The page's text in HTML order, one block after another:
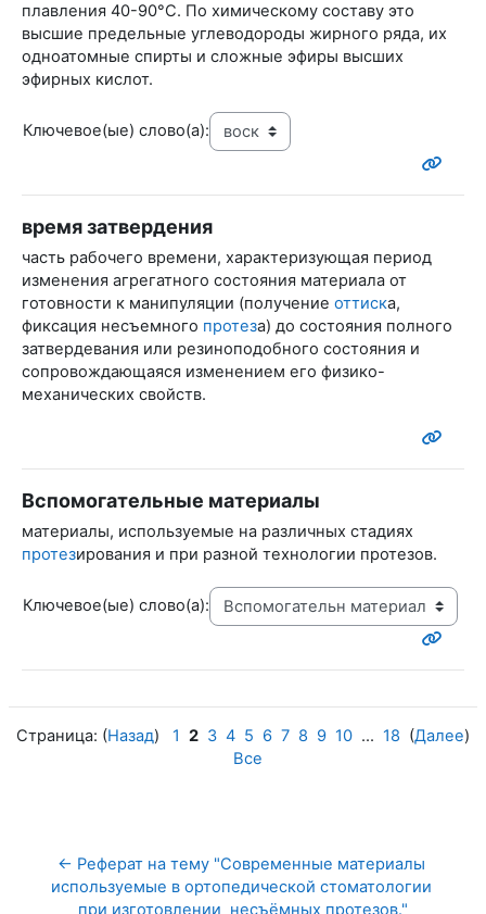
плавления 40-90°С. По химическому составу это
высшие предельные углеводороды жирного ряда, их
одноатомные спирты и сложные эфиры высших
эфирных кислот.
Ключевое(ые) слово(а):
время затвердения
часть рабочего времени, характеризующая период
изменения агрегатного состояния материала от
готовности к манипуляции (получение оттиска,
фиксация несъемного протеза) до состояния полного
затвердевания или резиноподобного состояния и
сопровождающаяся изменением его физико-
механических свойств.
Вспомогательные материалы
материалы, используемые на различных стадиях
протезирования и при разной технологии протезов.
Ключевое(ые) слово(а):
Страница: (Назад) 1 2 3 4 5 6 7 8 9 10 ... 18 (Далее)
Все
← Реферат на тему "Современные материалы
используемые в ортопедической стоматологии
при изготовлении  несъёмных протезов."